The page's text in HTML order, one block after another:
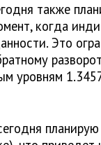
также
когда
Это
уровням
планирую